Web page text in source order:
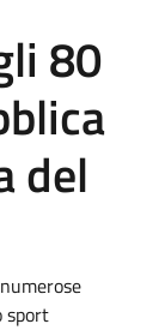
80
del
sport